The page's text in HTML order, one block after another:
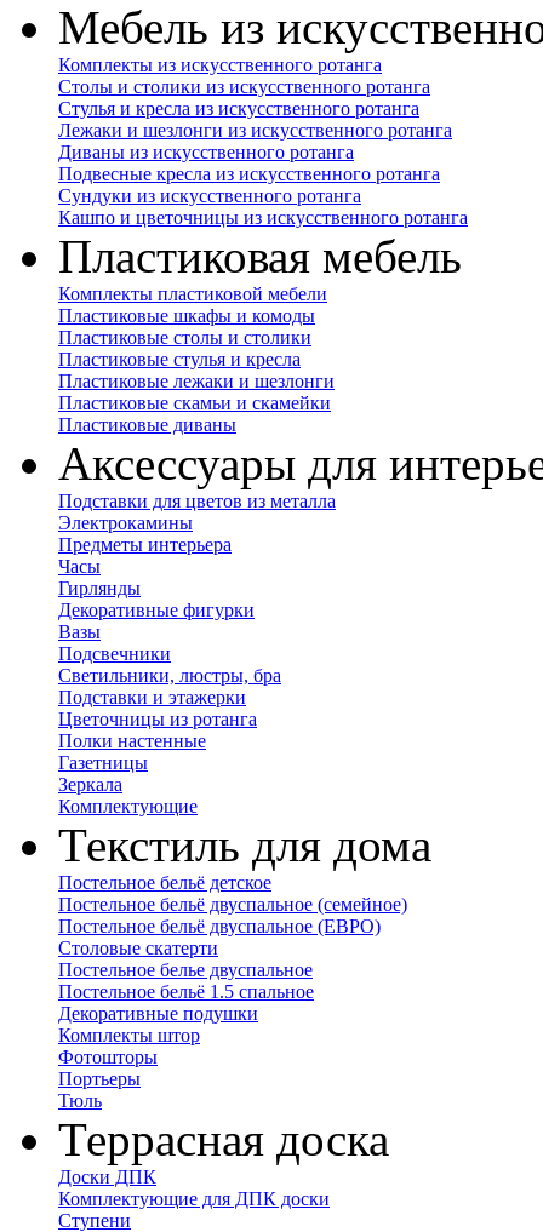
Мебель из
Комплекты из искусственного ротанга
Столы и столики из искусственного ротанга
Стулья и кресла из искусственного ротанга
Лежаки и шезлонги из искусственного ротанга
Диваны из искусственного ротанга
Подвесные кресла из искусственного ротанга
Сундуки из искусственного ротанга
Кашпо и цветочницы из искусственного ротанга
Пластиковая мебель
Комплекты пластиковой мебели
Пластиковые шкафы и комоды
Пластиковые столы и столики
Пластиковые стулья и кресла
Пластиковые лежаки и шезлонги
Пластиковые скамьи и скамейки
Пластиковые диваны
Аксессуары для
Подставки для цветов из металла
Электрокамины
Предметы интерьера
Часы
Гирлянды
Декоративные фигурки
Вазы
Подсвечники
Светильники, люстры, бра
Подставки и этажерки
Цветочницы из ротанга
Полки настенные
Газетницы
Зеркала
Комплектующие
Текстиль для дома
Постельное бельё детское
Постельное бельё двуспальное (семейное)
Постельное бельё двуспальное (ЕВРО)
Столовые скатерти
Постельное белье двуспальное
Постельное бельё 1.5 спальное
Декоративные подушки
Комплекты штор
Фотошторы
Портьеры
Тюль
Террасная доска
Доски ДПК
Комплектующие для ДПК доски
Ступени